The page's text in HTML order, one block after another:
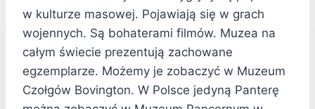
w kulturze masowej. Pojawiają się w grach
wojennych. Są bohaterami filmów. Muzea na
całym świecie prezentują zachowane
egzemplarze. Możemy je zobaczyć w Muzeum
Czołgów Bovington. W Polsce jedyną Panterę